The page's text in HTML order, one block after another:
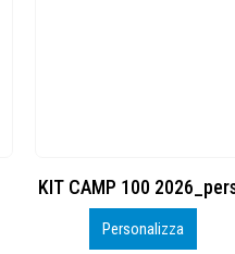
BSK600 – 5139960
Personalizza